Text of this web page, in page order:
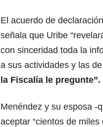
El acuerdo de
señala que Uribe
con sinceridad toda la
a sus actividades y las
la Fiscalía le pregunte”.
Menéndez y su esposa -
aceptar “cientos de